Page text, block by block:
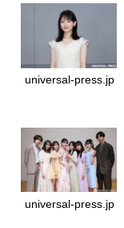
universal-press.jp
universal-press.jp